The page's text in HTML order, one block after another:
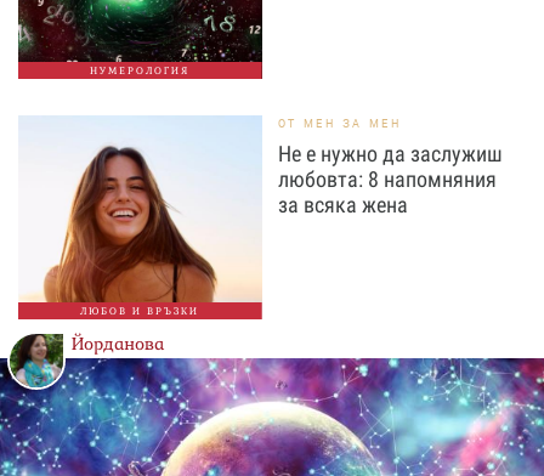
НУМЕРОЛОГИЯ
ЛЮБОВ И ВРЪЗКИ
ОТ МЕН ЗА МЕН
Не е нужно да заслужиш
любовта: 8 напомняния
за всяка жена
Йорданова